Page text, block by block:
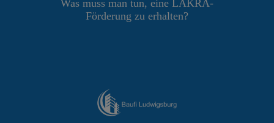
Was muss man tun, eine LAKRA-
Förderung zu erhalten?